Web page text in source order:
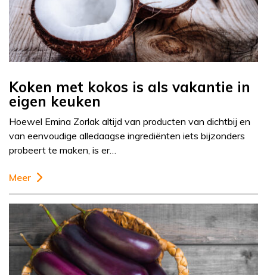
Koken met kokos is als vakantie in
eigen keuken
Hoewel Emina Zorlak altijd van producten van dichtbij en
van eenvoudige alledaagse ingrediënten iets bijzonders
probeert te maken, is er…
Meer